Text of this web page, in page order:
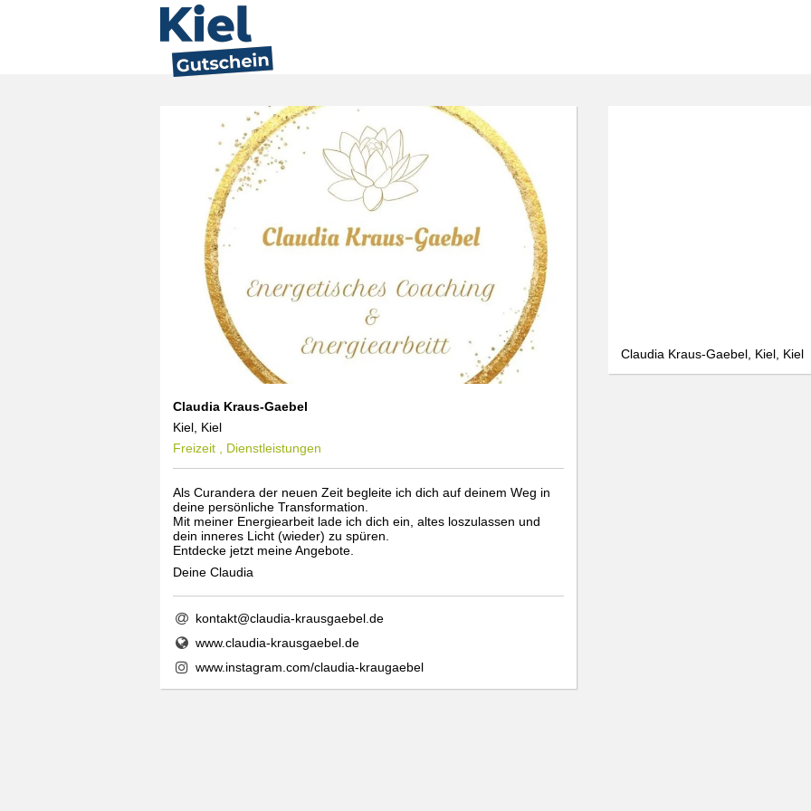
Claudia Kraus-Gaebel
Kiel, Kiel
Freizeit , Dienstleistungen
Als Curandera der neuen Zeit begleite ich dich auf deinem Weg in
deine persönliche Transformation.
Mit meiner Energiearbeit lade ich dich ein, altes loszulassen und
dein inneres Licht (wieder) zu spüren.
Entdecke jetzt meine Angebote.
Deine Claudia
kontakt@claudia-krausgaebel.de
www.claudia-krausgaebel.de
www.instagram.com/claudia-kraugaebel
Claudia Kraus-Gaebel, Kiel, Kiel